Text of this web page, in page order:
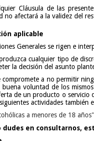
Cláusula de las
no afectará a la validez del
aplicable
Generales se rigen e
cualquier tipo de
la decisión del asunto
compromete a no permitir
voluntad de los
de un producto o servicio
actividades también
a menores de 18
dudes en consultarnos,